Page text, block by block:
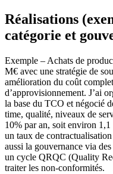
Réalisations
catégorie et
Exemple – Achats de
M€ avec une stratégie de
amélioration du coût
d’approvisionnement. J’ai
la base du TCO et négocié
time, qualité, niveaux de
10% par an, soit environ
un taux de contractualisation
aussi la gouvernance via
un cycle QRQC (Quality
traiter les non-conformités.